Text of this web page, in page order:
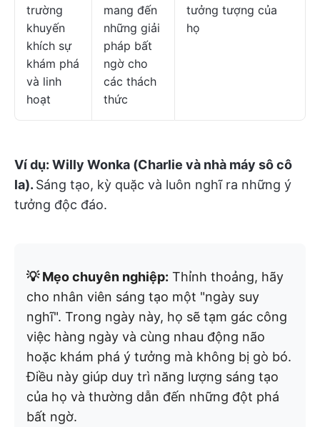
trường
khuyến
khích sự
khám phá
và linh
hoạt
mang đến
những giải
pháp bất
ngờ cho
các thách
thức
tưởng tượng của
họ
Ví dụ: Willy Wonka (Charlie và nhà máy sô cô
la). Sáng tạo, kỳ quặc và luôn nghĩ ra những ý
tưởng độc đáo.
💡 Mẹo chuyên nghiệp: Thỉnh thoảng, hãy
cho nhân viên sáng tạo một "ngày suy
nghĩ". Trong ngày này, họ sẽ tạm gác công
việc hàng ngày và cùng nhau động não
hoặc khám phá ý tưởng mà không bị gò bó.
Điều này giúp duy trì năng lượng sáng tạo
của họ và thường dẫn đến những đột phá
bất ngờ.